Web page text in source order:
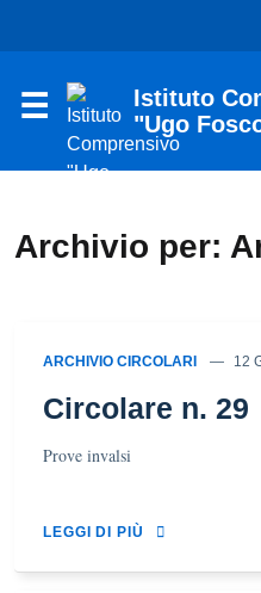
Istituto
"Ugo
Archivio per:
ARCHIVIO CIRCOLARI 12
Circolare n. 29
Prove invalsi
LEGGI DI PIÙ